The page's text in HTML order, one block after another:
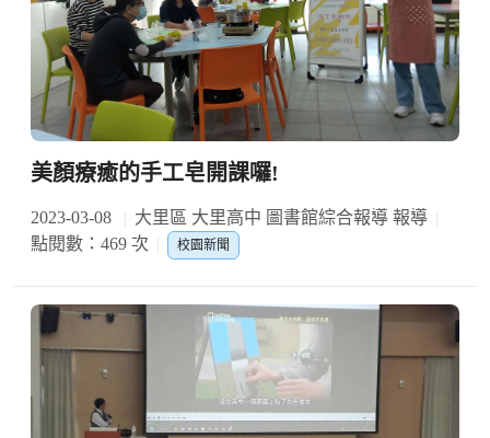
美顏療癒的手工皂開課囉!
2023-03-08
大里區 大里高中 圖書館綜合報導 報導
點閱數：469 次
校園新聞